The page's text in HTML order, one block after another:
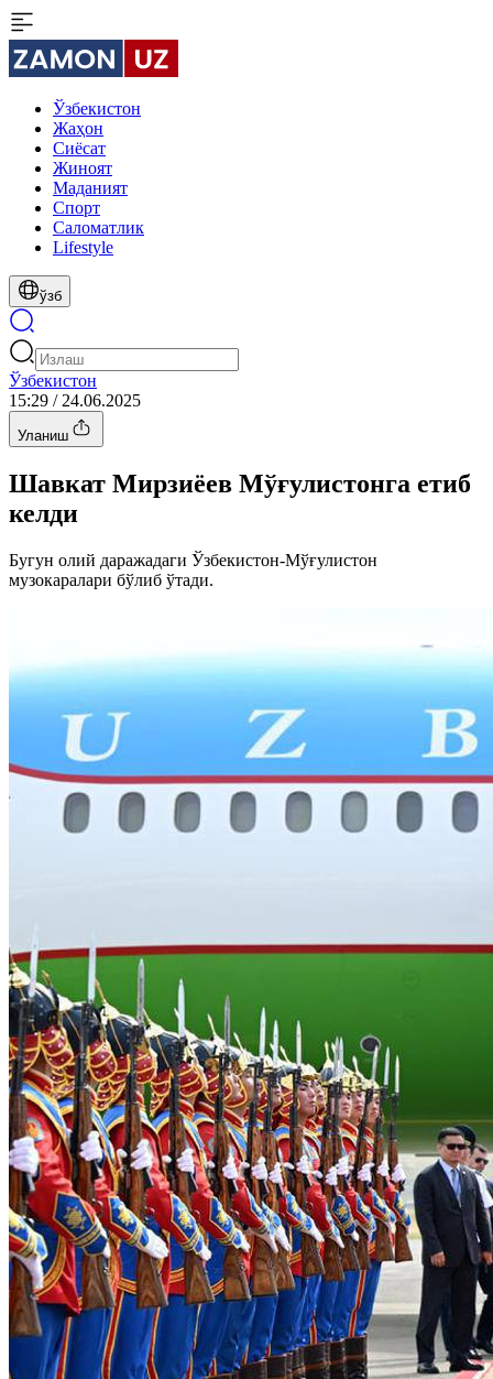
Ўзбекистон
Жаҳон
Сиёсат
Жиноят
Маданият
Спорт
Cаломатлик
Lifestyle
ўзб
Ўзбекистон
15:29 / 24.06.2025
Уланиш
Шавкат Мирзиёев Мўғулистонга етиб
келди
Бугун олий даражадаги Ўзбекистон-Мўғулистон
музокаралари бўлиб ўтади.